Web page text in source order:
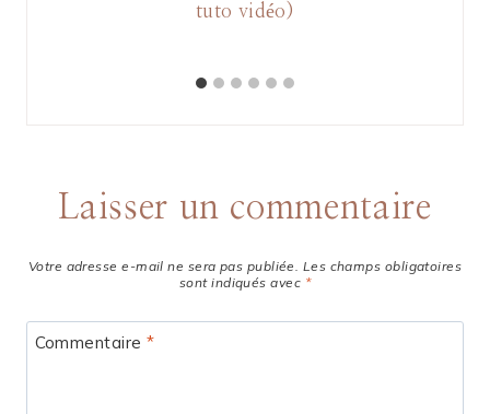
tuto vidéo)
Laisser un commentaire
Votre adresse e-mail ne sera pas publiée. Les champs obligatoires
sont indiqués avec *
Commentaire *